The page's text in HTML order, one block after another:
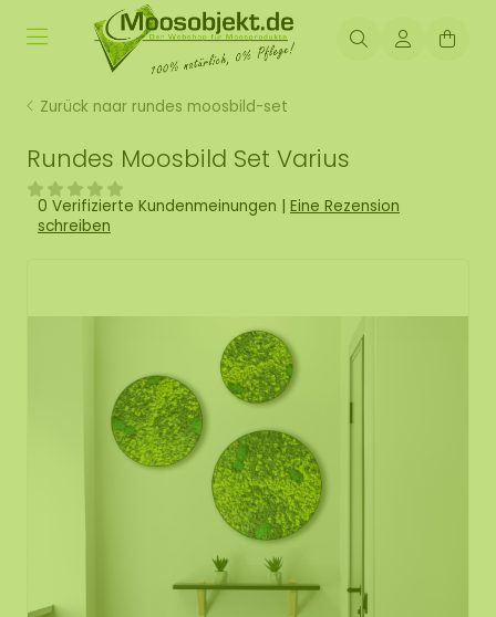
Zurück naar rundes moosbild-set
Rundes Moosbild Set Varius
0 Verifizierte Kundenmeinungen | Eine Rezension
schreiben